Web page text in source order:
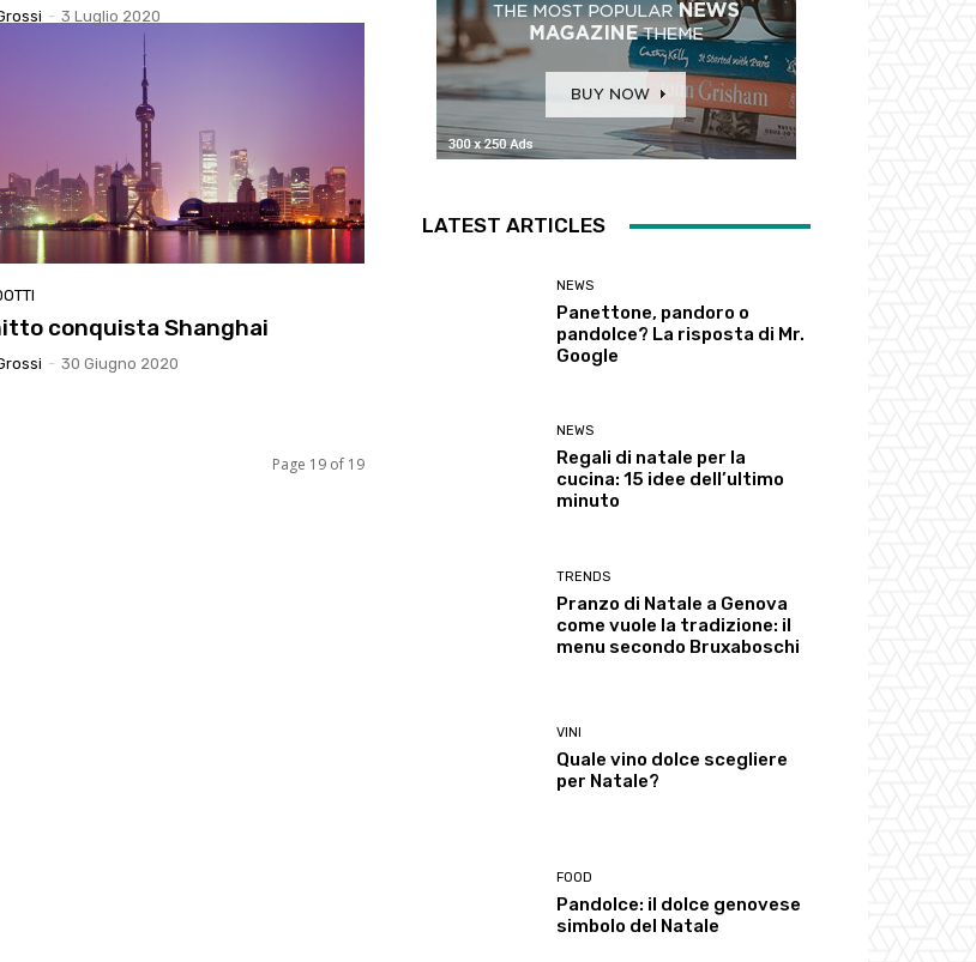
- 3 Luglio 2020
conquista Shanghai
- 30 Giugno 2020
Page 19 of 19
LATEST ARTICLES
NEWS
Panettone, pandoro o
pandolce? La risposta di Mr.
Google
NEWS
Regali di natale per la
cucina: 15 idee dell’ultimo
minuto
TRENDS
Pranzo di Natale a Genova
come vuole la tradizione: il
menu secondo Bruxaboschi
VINI
Quale vino dolce scegliere
per Natale?
FOOD
Pandolce: il dolce genovese
simbolo del Natale